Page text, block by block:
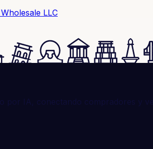
LLC
por IA, conectando compradores y